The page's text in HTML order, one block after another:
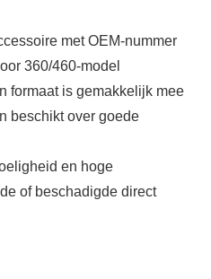
met OEM-nummer
360/460-model
formaat is gemakkelijk mee
beschikt over goede
en hoge
of beschadigde direct